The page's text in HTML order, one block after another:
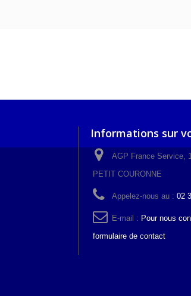
Informations sur
AGP France Service,
PETIT COURONNE
Appelez-nous au : 02
E-mail : Pour nous
formulaire de contact